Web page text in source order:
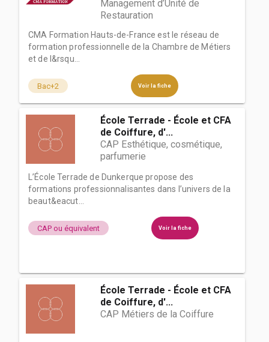
Management d’Unité de
Restauration
CMA Formation Hauts-de-France est le réseau de
formation professionnelle de la Chambre de Métiers
et de l&rsqu...
Bac+2 Voir la fiche
École Terrade - École et CFA
de Coiffure, d'...
CAP Esthétique, cosmétique,
parfumerie
L’École Terrade de Dunkerque propose des
formations professionnalisantes dans l’univers de la
beaut&eacut...
CAP ou équivalent Voir la fiche
École Terrade - École et CFA
de Coiffure, d'...
CAP Métiers de la Coiffure